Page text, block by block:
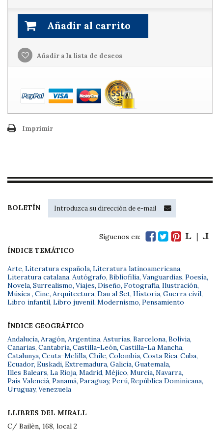
Añadir al carrito
Añadir a la lista de deseos
Imprimir
BOLETÍN
Síguenos en:
ÍNDICE TEMÁTICO
Arte, Literatura española, Literatura latinoamericana,
Literatura catalana, Autógrafo, Bibliofilia, Vanguardias, Poesía,
Novela, Surrealismo, Viajes, Diseño, Fotografía, Ilustración,
Música , Cine, Arquitectura, Dau al Set, Historia, Guerra civil,
Libro infantil, Libro juvenil, Modernismo, Pensamiento
ÍNDICE GEOGRÁFICO
Andalucía, Aragón, Argentina, Asturias, Barcelona, Bolivia,
Canarias, Cantabria, Castilla-León, Castilla-La Mancha,
Catalunya, Ceuta-Melilla, Chile, Colombia, Costa Rica, Cuba,
Ecuador, Euskadi, Extremadura, Galicia, Guatemala,
Illes Balears, La Rioja, Madrid, Méjico, Murcia, Navarra,
País Valencià, Panamá, Paraguay, Perú, República Dominicana,
Uruguay, Venezuela
LLIBRES DEL MIRALL
C/ Bailèn, 168, local 2